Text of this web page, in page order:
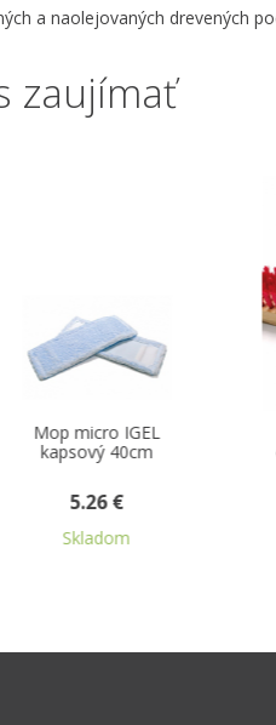
a naolejovaných drevených
zaujímať
Kefa drevená na
drhnutie (so závitom)
2.42 €
Skladom